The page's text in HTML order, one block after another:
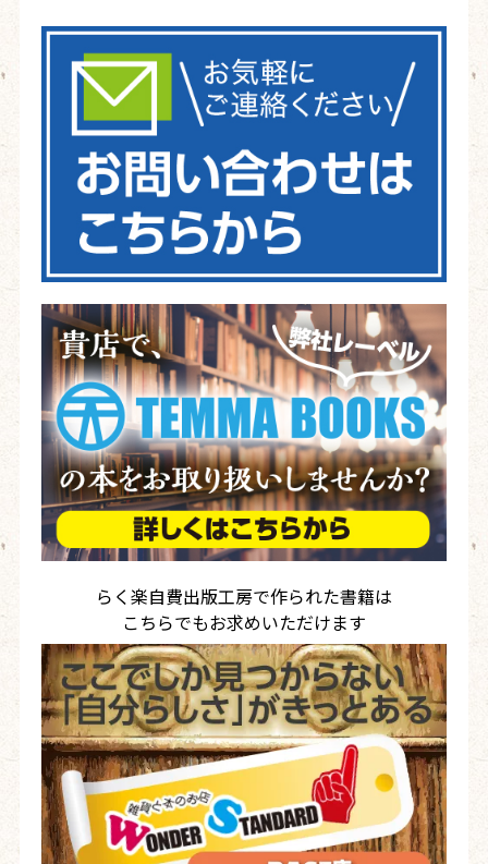
らく楽自費出版工房で作られた書籍は
こちらでもお求めいただけます